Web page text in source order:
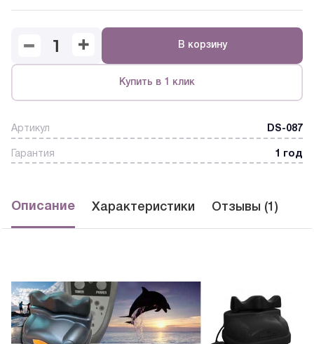
В корзину
Купить в 1 клик
Артикул DS-087
Гарантия 1 год
Описание Характеристики Отзывы (1)